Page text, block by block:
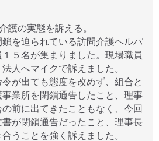
護の実態を訴える。
を迫られている訪問介護ヘルパ
５名が集まりました。現場職員
人へマイクで訴えました。
が出ても態度を改めず、組合と
業所を閉鎖通告したこと、理事
前に出てきたこともなく、今回
が閉鎖通告だったこと、理事長
うことを強く訴えました。